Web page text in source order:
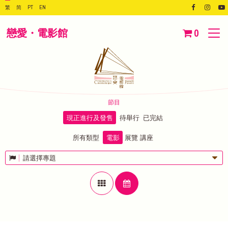
繁 简 PT EN
戀愛・電影館 0
節目
現正進行及發售 待舉行 已完結
所有類型 電影 展覽 講座
請選擇專題